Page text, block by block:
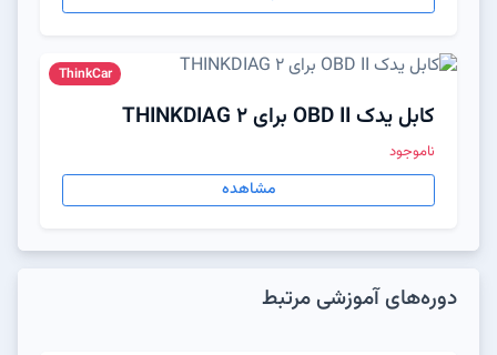
ThinkCar
کابل یدک OBD II برای THINKDIAG 2
ناموجود
مشاهده
دوره‌های آموزشی مرتبط